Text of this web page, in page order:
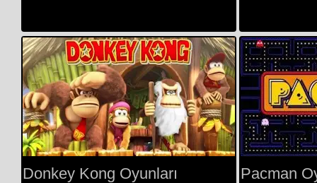
Donkey Kong Oyunları Pacman